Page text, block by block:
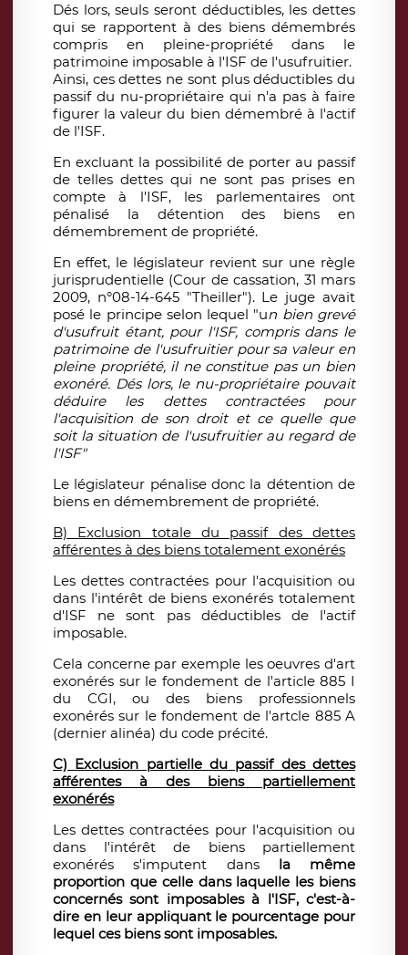
Dés lors, seuls seront déductibles, les dettes
qui se rapportent à des biens démembrés
compris en pleine-propriété dans le
patrimoine imposable à l'ISF de l'usufruitier.
Ainsi, ces dettes ne sont plus déductibles du
passif du nu-propriétaire qui n'a pas à faire
figurer la valeur du bien démembré à l'actif
de l'ISF.
En excluant la possibilité de porter au passif
de telles dettes qui ne sont pas prises en
compte à l'ISF, les parlementaires ont
pénalisé la détention des biens en
démembrement de propriété.
En effet, le législateur revient sur une règle
jurisprudentielle (Cour de cassation, 31 mars
2009, n°08-14-645 "Theiller"). Le juge avait
posé le principe selon lequel "un bien grevé
d'usufruit étant, pour l'ISF, compris dans le
patrimoine de l'usufruitier pour sa valeur en
pleine propriété, il ne constitue pas un bien
exonéré. Dés lors, le nu-propriétaire pouvait
déduire les dettes contractées pour
l'acquisition de son droit et ce quelle que
soit la situation de l'usufruitier au regard de
l'ISF"
Le législateur pénalise donc la détention de
biens en démembrement de propriété.
B) Exclusion totale du passif des dettes
afférentes à des biens totalement exonérés
Les dettes contractées pour l'acquisition ou
dans l'intérêt de biens exonérés totalement
d'ISF ne sont pas déductibles de l'actif
imposable.
Cela concerne par exemple les oeuvres d'art
exonérés sur le fondement de l'article 885 I
du CGI, ou des biens professionnels
exonérés sur le fondement de l'artcle 885 A
(dernier alinéa) du code précité.
C) Exclusion partielle du passif des dettes
afférentes à des biens partiellement
exonérés
Les dettes contractées pour l'acquisition ou
dans l'intérêt de biens partiellement
exonérés s'imputent dans la même
proportion que celle dans laquelle les biens
concernés sont imposables à l'ISF, c'est-à-
dire en leur appliquant le pourcentage pour
lequel ces biens sont imposables.